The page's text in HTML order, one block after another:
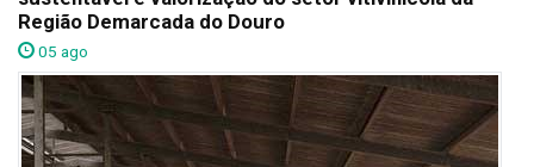
Região Demarcada do Douro
05 ago